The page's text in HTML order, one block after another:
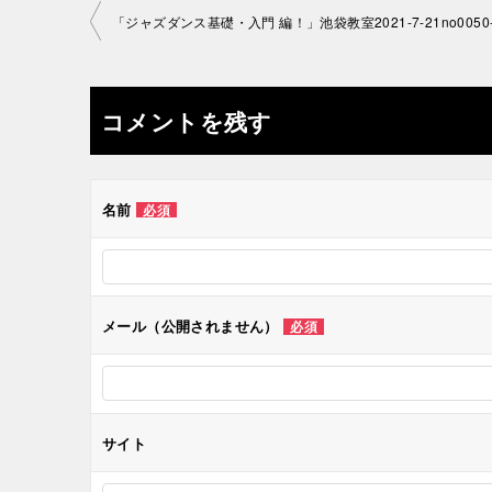
投
ナ
ビ
ゲ
ー
ン
「ジャズダンス基礎・入門 編！」池袋教室2021-7-
コメントを残す
名前 必須
メール（公開されません） 必須
サイト